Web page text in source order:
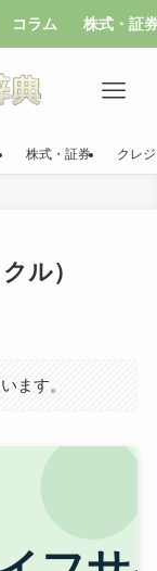
コラム 株式・証
株式・証券 クレ
ル）
ます。